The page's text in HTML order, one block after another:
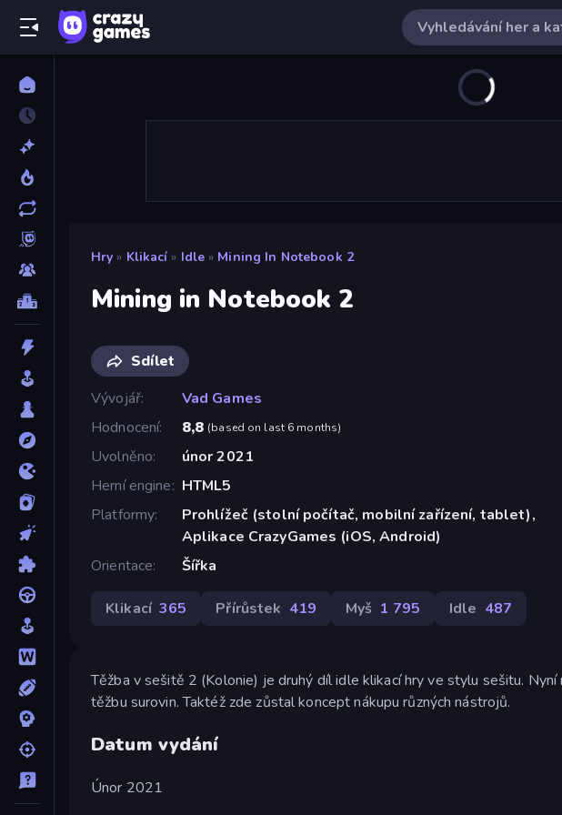
Hry » Klikací » Idle » Mining In Notebook 2
Mining in Notebook 2
Sdílet
Vývojář
Vad Games
Hodnocení
8,8 (based on last 6 months)
Uvolněno
únor 2021
Herní engine
HTML5
Platformy
Prohlížeč (stolní počítač, mobilní zařízení, tablet),
Aplikace CrazyGames (iOS, Android)
Orientace
Šířka
Klikací 365 Přírůstek 419 Myš 1 795 Idle 487
Těžba v sešitě 2 (Kolonie) je druhý díl idle klikací hry ve stylu sešitu.
těžbu surovin. Taktéž zde zůstal koncept nákupu různých nástrojů.
Datum vydání
Únor 2021